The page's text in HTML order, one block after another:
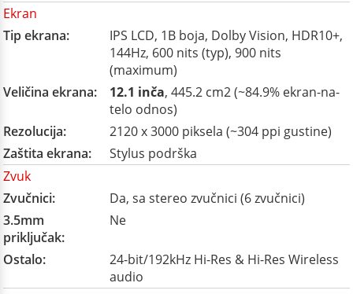
Ekran
Tip ekrana:
IPS LCD, 1B boja, Dolby Vision, HDR10+,
144Hz, 600 nits (typ), 900 nits
(maximum)
Veličina ekrana:
12.1 inča, 445.2 cm2 (~84.9% ekran-na-
telo odnos)
Rezolucija:
2120 x 3000 piksela (~304 ppi gustine)
Zaštita ekrana:
Stylus podrška
Zvuk
Zvučnici:
Da, sa stereo zvučnici (6 zvučnici)
3.5mm
priključak:
Ne
Ostalo:
24-bit/192kHz Hi-Res & Hi-Res Wireless
audio